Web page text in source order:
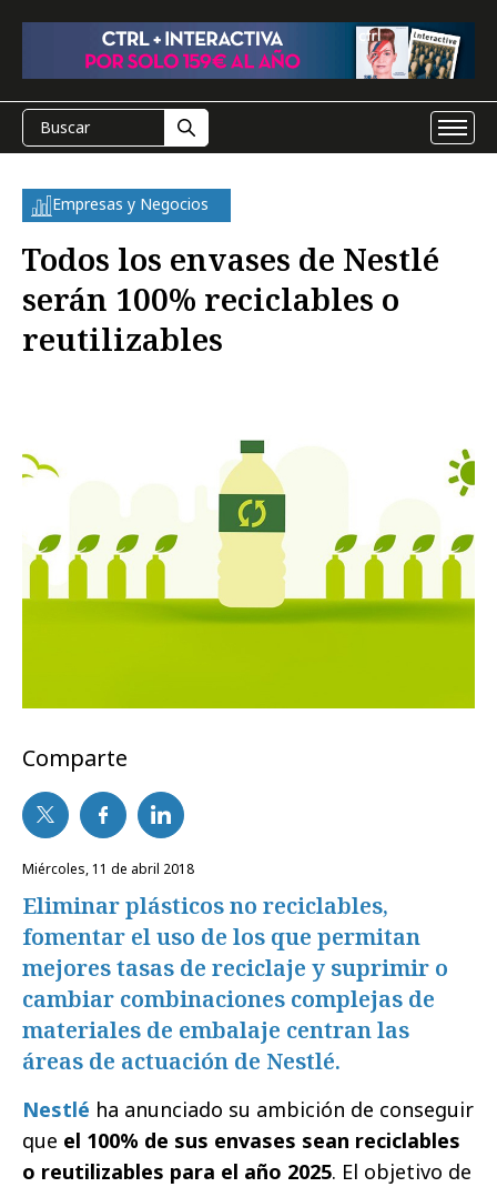
Empresas y Negocios
Todos los envases de Nestlé
serán 100% reciclables o
reutilizables
Comparte
miércoles, 11 de abril 2018
Eliminar plásticos no reciclables,
fomentar el uso de los que permitan
mejores tasas de reciclaje y suprimir o
cambiar combinaciones complejas de
materiales de embalaje centran las
áreas de actuación de Nestlé.
Nestlé ha anunciado su ambición de conseguir
que el 100% de sus envases sean reciclables
o reutilizables para el año 2025. El objetivo de